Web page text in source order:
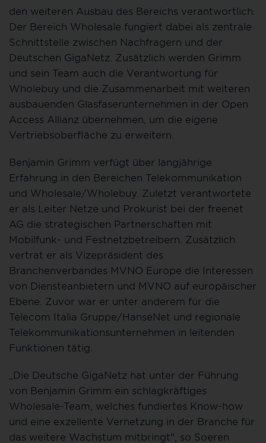
den weiteren Ausbau des Bereichs verantwortlich.
Der Bereich Wholesale fungiert dabei als zentrale
Schnittstelle zwischen Nachfragern und der
Deutschen GigaNetz. Zusätzlich werden Grimm
und sein Team auch die Verantwortung für
Wholebuy und die Zusammenarbeit mit weiteren
ausbauenden Glasfaserunternehmen in der Open
Access Allianz übernehmen, um die eigene
Vertriebsoberfläche zu erweitern.
Benjamin Grimm verfügt über langjährige
Erfahrung in den Bereichen Telekommunikation
und Wholesale/Wholebuy. Zuletzt verantwortete
er als Leiter Netze und Prokurist bei der freenet
AG die strategischen Partnerschaften mit
Mobilfunk- und Festnetzbetreibern. Zusätzlich
vertrat er als Vizepräsident des
Branchenverbandes MVNO Europe die Interessen
von Diensteanbietern und MVNO auf europäischer
Ebene. Zuvor war er unter anderem für die
Telecom Italia Gruppe/HanseNet und regionale
Telekommunikationsunternehmen in leitenden
Funktionen tätig.
„Die Deutsche GigaNetz hat unter der Führung
von Benjamin Grimm ein schlagkräftiges
Wholesale-Team, welches fundiertes Know-how
und eine exzellente Vernetzung in der Branche für
das weitere Wachstum mitbringt", so Soeren